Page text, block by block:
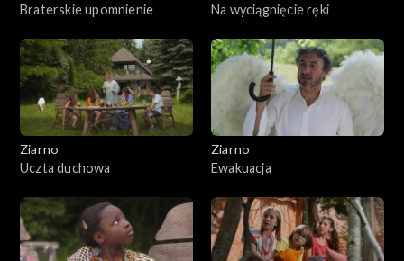
Braterskie upomnienie
Na wyciągnięcie ręki
Ziarno
Uczta duchowa
Ziarno
Ewakuacja